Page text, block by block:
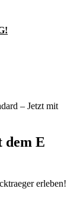
– Jetzt mit
dem E